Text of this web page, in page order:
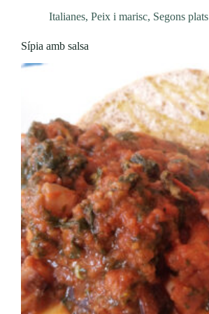
Italianes, Peix i marisc, Segons plats
Sípia amb salsa